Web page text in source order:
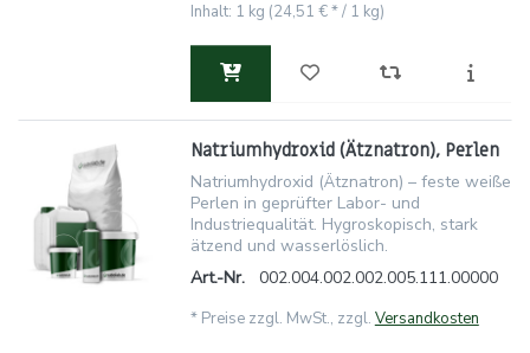
Inhalt: 1 kg (24,51 € * / 1 kg)
Natriumhydroxid (Ätznatron), Perlen
Natriumhydroxid (Ätznatron) – feste weiße
Perlen in geprüfter Labor- und
Industriequalität. Hygroskopisch, stark
ätzend und wasserlöslich.
Art.-Nr.
002.004.002.002.005.111.00000
* Preise zzgl. MwSt., zzgl. Versandkosten